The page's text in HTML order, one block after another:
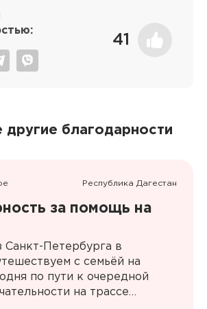
41
другие благодарности
Республика Дагестан
Санкт-Петербурга в
с семьёй на
по пути к очередной
на трассе